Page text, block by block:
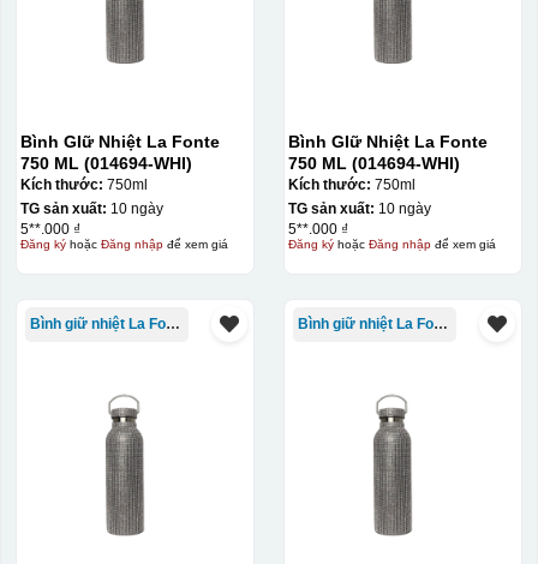
Bình GIữ Nhiệt La Fonte
750 ML (014694-WHI)
Kích thước: 750ml
TG sản xuất: 10 ngày
5**.000 ₫
Đăng kýhoặc Đăng nhậpđể xem giá
Bình GIữ Nhiệt La Fonte
750 ML (014694-WHI)
Kích thước: 750ml
TG sản xuất: 10 ngày
5**.000 ₫
Đăng kýhoặc Đăng nhậpđể xem giá
Bình giữ nhiệt La Fonte Bình giữ nhiệt La Fonte